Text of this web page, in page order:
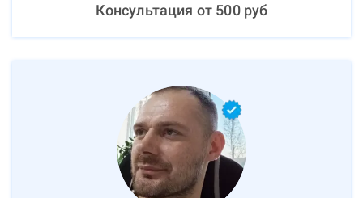
Консультация от 500руб